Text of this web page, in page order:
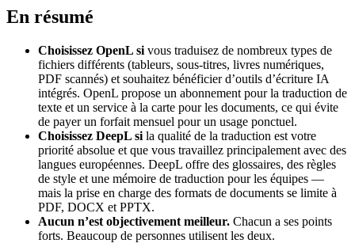
En résumé
Choisissez OpenL si vous traduisez de nombreux types de
fichiers différents (tableurs, sous-titres, livres numériques,
PDF scannés) et souhaitez bénéficier d’outils d’écriture IA
intégrés. OpenL propose un abonnement pour la traduction de
texte et un service à la carte pour les documents, ce qui évite
de payer un forfait mensuel pour un usage ponctuel.
Choisissez DeepL si la qualité de la traduction est votre
priorité absolue et que vous travaillez principalement avec des
langues européennes. DeepL offre des glossaires, des règles
de style et une mémoire de traduction pour les équipes —
mais la prise en charge des formats de documents se limite à
PDF, DOCX et PPTX.
Aucun n’est objectivement meilleur. Chacun a ses points
forts. Beaucoup de personnes utilisent les deux.